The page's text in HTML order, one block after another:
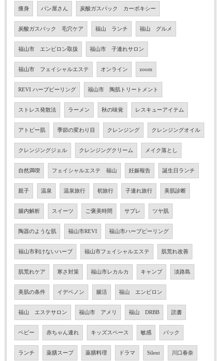
痩身 パン屋さん 炭酸ガスパック カーボキシー
炭酸ガスパック 毛穴ケア 福山 ランチ 福山 グルメ
福山市 エンビロン取扱 福山市 子連れサロン
福山市 フェイシャルエステ オンライン zoom
REVI ハーブピーリング 福山市 陶肌トリートメント
ストレス発散法 ラーメン 秋の味覚 レスキューアイテム
アトピー肌 季節の変わり目 クレンジング クレンジングオイル
クレンジングジェル クレンジングクリーム メイク落とし
自然満喫 フェイシャルエステ 福山 妊娠報告 誕生日ランチ
親子 温泉 温泉旅行 初旅行 子連れ旅行 美肌診断
腸内解析 スイーツ ご褒美時間 サブレ ツヤ肌
陶器のような肌 福山市REVI 福山市ハーブピーリング
福山市剥けないハーブ 福山市フェイシャルエステ 肌荒れ改善
肌荒れケア 寒さ対策 福山市レカルカ キャンプ 淡路島
美肌の条件 イデベノン 腸活 福山 エンビロン
福山 エステサロン 福山市 アメリ 福山 DRBB 読書
ベビー 赤ちゃん連れ キッズスペース 敏感 パック
ランチ 薬膳スープ 薬膳料理 ドラマ Silent 川口春奈